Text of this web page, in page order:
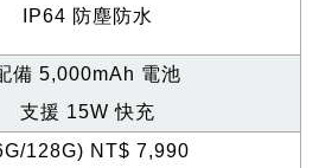
IP64 防塵防水
備 5,000mAh 電池
支援 15W 快充
128G) NT$ 7,990